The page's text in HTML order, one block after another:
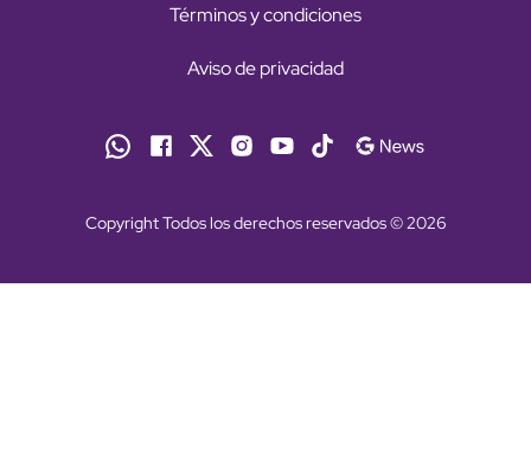
Términos y condiciones
Aviso de privacidad
Copyright Todos los derechos reservados © 2026